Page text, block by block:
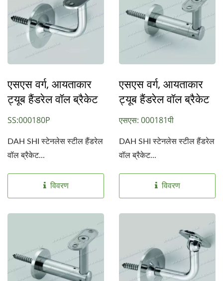
एसएस वर्ग, आयताकार
ट्यूब हैंडरेल वॉल ब्रैकेट
SS:000180P
DAH SHI स्टेनलेस स्टील हैंडरेल
वॉल ब्रैकेट...
विवरण
एसएस वर्ग, आयताकार
ट्यूब हैंडरेल वॉल ब्रैकेट
एसएस: 000181पी
DAH SHI स्टेनलेस स्टील हैंडरेल
वॉल ब्रैकेट...
विवरण